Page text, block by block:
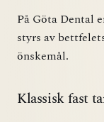
På Göta Dental
styrs av
önskemål.
Klassisk fast